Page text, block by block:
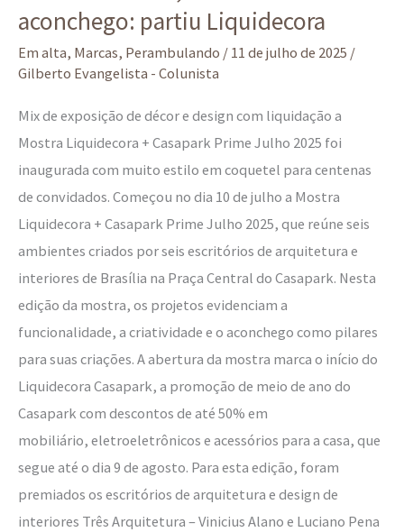
aconchego: partiu Liquidecora
Em alta, Marcas, Perambulando / 11 de julho de 2025 /
Gilberto Evangelista - Colunista
Mix de exposição de décor e design com liquidação a
Mostra Liquidecora + Casapark Prime Julho 2025 foi
inaugurada com muito estilo em coquetel para centenas
de convidados. Começou no dia 10 de julho a Mostra
Liquidecora + Casapark Prime Julho 2025, que reúne seis
ambientes criados por seis escritórios de arquitetura e
interiores de Brasília na Praça Central do Casapark. Nesta
edição da mostra, os projetos evidenciam a
funcionalidade, a criatividade e o aconchego como pilares
para suas criações. A abertura da mostra marca o início do
Liquidecora Casapark, a promoção de meio de ano do
Casapark com descontos de até 50% em
mobiliário, eletroeletrônicos e acessórios para a casa, que
segue até o dia 9 de agosto. Para esta edição, foram
premiados os escritórios de arquitetura e design de
interiores Três Arquitetura – Vinicius Alano e Luciano Pena